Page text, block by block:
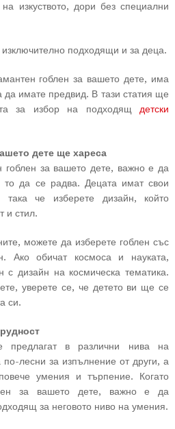
изкуството, дори без специални
изключително подходящи и за деца.
гоблен за вашето дете, има
да имате предвид. В тази статия ще
за избор на подходящ детски
дете ще хареса
гоблен за вашето дете, важно е да
то да се радва. Децата имат свои
така че изберете дизайн, който
и стил.
можете да изберете гоблен със
Ако обичат космоса и науката,
с дизайн на космическа тематика.
уверете се, че детето ви ще се
си.
предлагат в различни нива на
по-лесни за изпълнение от други, а
умения и търпение. Когато
за вашето дете, важно е да
за неговото ниво на умения.